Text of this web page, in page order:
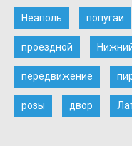
Неаполь попугаи
проездной
передвижение
розы двор